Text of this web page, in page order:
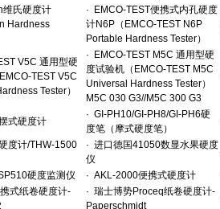
维氏硬度计
Hardness
· EMCO-TEST便携式内孔硬度
计N6P（EMCO-TEST N6P
Portable Hardness Tester）
V5C 通用型硬
TEST V5C
Tester）
· EMCO-TEST M5C 通用型硬
度试验机（EMCO-TEST M5C
Universal Hardness Tester）
M5C 030 G3//M5C 300 G3
式硬度计
· GI-PH10/GI-PH8/GI-PH6硬
度笔（摩式硬度笔）
度计/THW-1500
· 进口德国41050数显水果硬度
仪
硬度监测仪 · AKL-2000便携式硬度计
式纸卷硬度计-
· 瑞士博势Proceq纸卷硬度计-
Paperschmidt